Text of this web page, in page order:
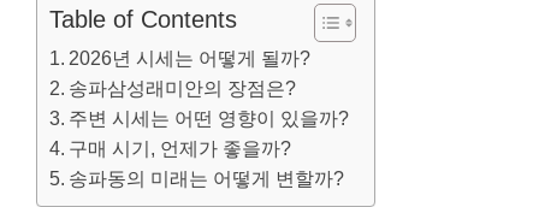
Table of Contents
2026년 시세는 어떻게 될까?
송파삼성래미안의 장점은?
주변 시세는 어떤 영향이 있을까?
구매 시기, 언제가 좋을까?
송파동의 미래는 어떻게 변할까?